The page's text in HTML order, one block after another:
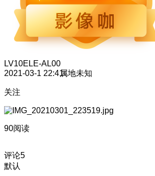
LV10ELE-AL00
2021-03-1 22:41属地未知
关注
90阅读
评论5
默认